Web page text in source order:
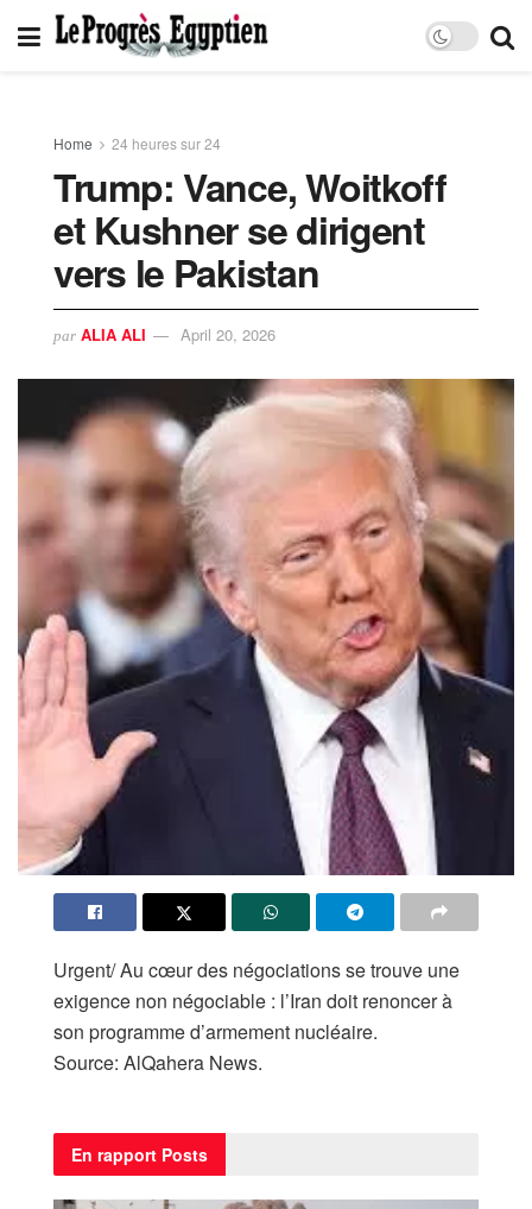
Home 24 heures sur 24
Trump: Vance, Woitkoff
et Kushner se dirigent
vers le Pakistan
par ALIA ALI April 20, 2026
Urgent/ Au cœur des négociations se trouve une
exigence non négociable : l’Iran doit renoncer à
son programme d’armement nucléaire.
Source: AlQahera News.
En rapport Posts